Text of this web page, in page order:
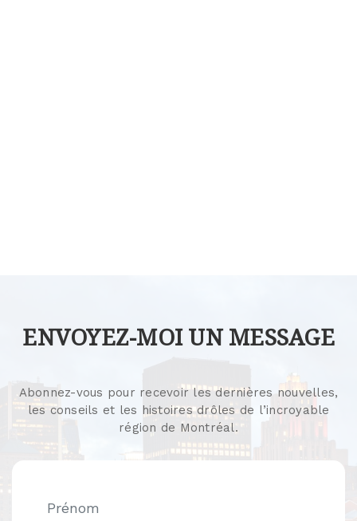
ENVOYEZ-MOI UN MESSAGE
Abonnez-vous pour recevoir les dernières nouvelles,
les conseils et les histoires drôles de l’incroyable
région de Montréal.